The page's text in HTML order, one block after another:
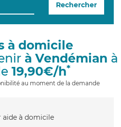
g
i
Rechercher
à domicile
à Vendémian à
19,90€/h*
au moment de la demande